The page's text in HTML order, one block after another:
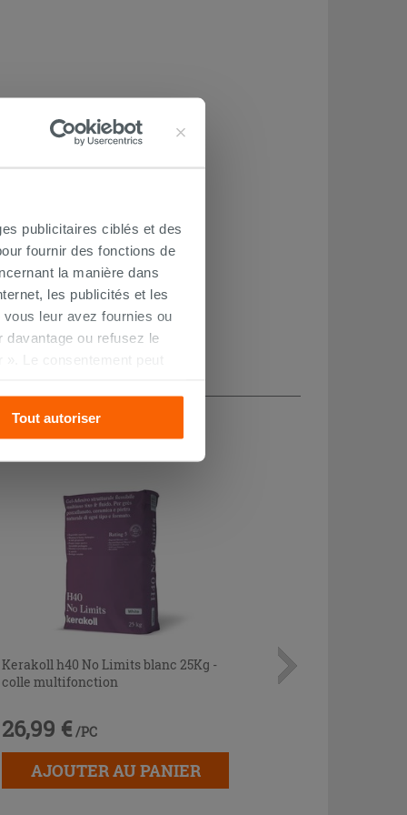
publicitaires ciblés et des
fournir des fonctions de
la manière dans
les publicités et les
leur avez fournies ou
davantage ou refusez le
». Le consentement peut
Tout autoriser
Kerakoll h40 No Limits blanc 25Kg -
colle multifonction
26,99 € /PC
AJOUTER AU PANIER